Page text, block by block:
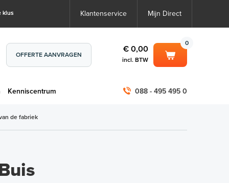
klus Klantenservice Mijn Direct
OFFERTE AANVRAGEN
0
€ 0,00
incl. BTW
Kenniscentrum
€ 0,00 088 - 495 495 0
de fabriek